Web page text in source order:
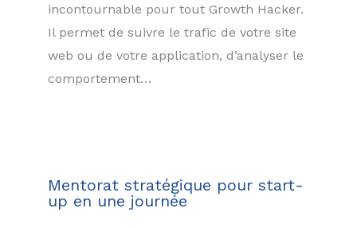
incontournable pour tout Growth Hacker.
Il permet de suivre le trafic de votre site
web ou de votre application, d’analyser le
comportement…
Mentorat stratégique pour start-
up en une journée